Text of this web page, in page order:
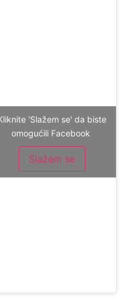
'Slažem se' da biste
omogućili Facebook
Slažem se